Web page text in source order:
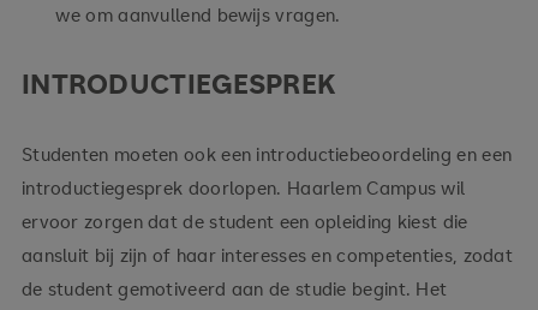
we om aanvullend bewijs vragen.
INTRODUCTIEGESPREK
Studenten moeten ook een introductiebeoordeling en een
introductiegesprek doorlopen. Haarlem Campus wil
ervoor zorgen dat de student een opleiding kiest die
aansluit bij zijn of haar interesses en competenties, zodat
de student gemotiveerd aan de studie begint. Het